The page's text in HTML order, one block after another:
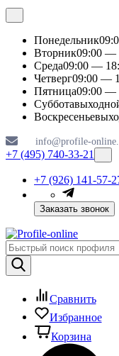
Понедельник
Вторник09:00 —
Среда09:00 —
Четверг09:00 —
Пятница09:00 —
Суббота
Воскресенье
info@profile-
+7 (495) 740-33-21
+7 (926) 141-57-
Заказать звонок
Сравнить
Избранное
Корзина